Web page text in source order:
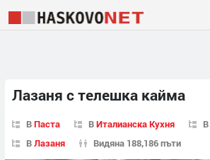
Лазаня с телешка кайма
ВПаста ВИталианска Кухня В
ВЛазаня Видяна 188,186 пъти